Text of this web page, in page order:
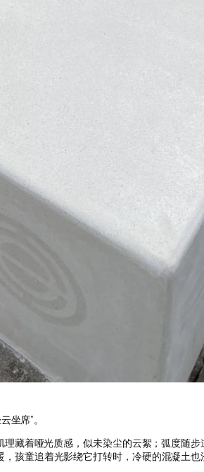
坐席”。
藏着哑光质感，似未染尘的云絮；弧度随
孩童追着光影绕它打转时，冷硬的混凝土也